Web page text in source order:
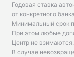
Годовая ставка
от конкретного
Минимальный срок
При этом любые
Центр не взимаются.
В случае